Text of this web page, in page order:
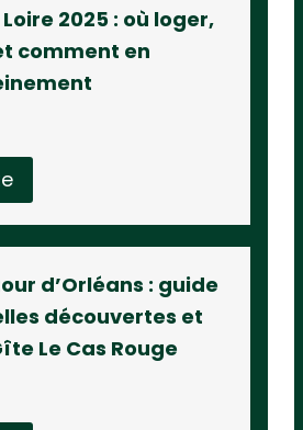
2025 : où loger,
comment en
d’Orléans : guide
découvertes et
Le Cas Rouge